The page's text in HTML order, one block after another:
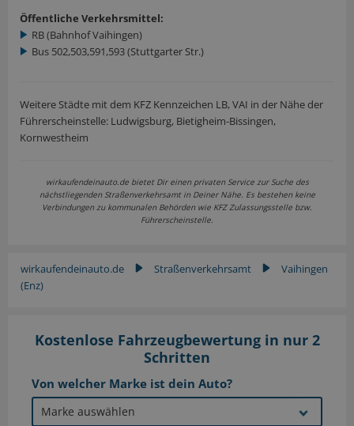
Öffentliche Verkehrsmittel:
RB (Bahnhof Vaihingen)
Bus 502,503,591,593 (Stuttgarter Str.)
Weitere Städte mit dem KFZ Kennzeichen LB, VAI in der Nähe der
Führerscheinstelle: Ludwigsburg, Bietigheim-Bissingen,
Kornwestheim
wirkaufendeinauto.de bietet Dir einen privaten Service zur Suche des
nächstliegenden Straßenverkehrsamt in Deiner Nähe. Es bestehen keine
Verbindungen zu kommunalen Behörden wie KFZ Zulassungsstelle bzw.
Führerscheinstelle.
wirkaufendeinauto.de Straßenverkehrsamt
Vaihingen
(Enz)
Kostenlose Fahrzeugbewertung in nur 2
Schritten
Von welcher Marke ist dein Auto?